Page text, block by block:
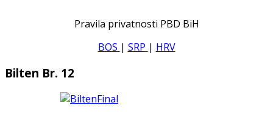
Pravila privatnosti PBD BiH
BOS | SRP | HRV
Bilten Br. 12